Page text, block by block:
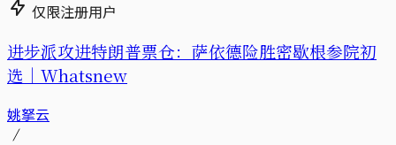
仅限注册用户
进步派攻进特朗普票仓：萨依德险胜密歇根参院初
选｜Whatsnew
姚拏云